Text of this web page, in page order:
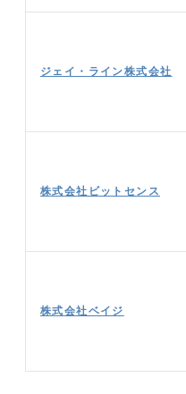
ジェイ・ライン株式会社
株式会社ビットセンス
株式会社ベイジ